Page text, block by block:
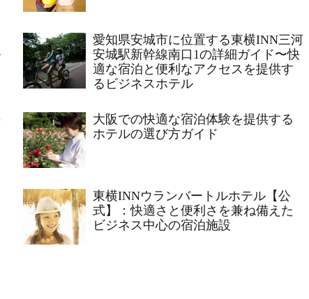
愛知県安城市に位置する東横INN三河
安城駅新幹線南口1の詳細ガイド〜快
適な宿泊と便利なアクセスを提供す
るビジネスホテル
大阪での快適な宿泊体験を提供する
ホテルの選び方ガイド
東横INNウランバートルホテル【公
式】：快適さと便利さを兼ね備えた
ビジネス中心の宿泊施設